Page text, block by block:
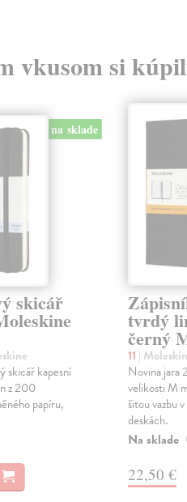
vkusom si
na sklade
skicář
skicář kapesní
z 200
papíru,
tvrdý
černý
11 |
Novina jara
velikosti M
šitou vazbu
deskách.
Na sklade
22,50 €